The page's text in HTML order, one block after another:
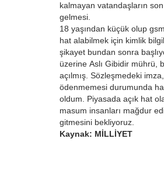
kalmayan vatandaşların
gelmesi.
18 yaşından küçük olup
hat alabilmek için kimlik
şikayet bundan sonra
üzerine Aslı Gibidir
açılmış. Sözleşmedeki
ödenmemesi durumunda
oldum. Piyasada açık hat
masum insanları mağdur
gitmesini bekliyoruz.
Kaynak: MİLLİYET
Yaşına
Ocak 2, 2026 0
Şanlıurfa’nın
konserinde doğum...